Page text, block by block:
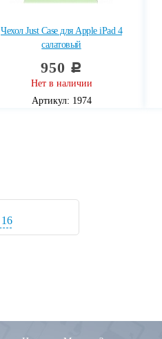
Чехол Just Case для Apple iPad 4
салатовый
950 c
Нет в наличии
Артикул: 1974
16